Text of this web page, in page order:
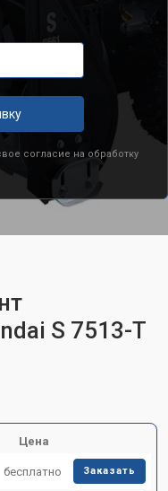
согласие на обработку
S 7513-T
Цена
бесплатно Заказать